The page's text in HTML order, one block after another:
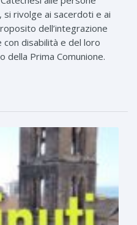
si rivolge ai sacerdoti e ai
dell’integrazione
disabilità e del loro
della Prima Comunione.